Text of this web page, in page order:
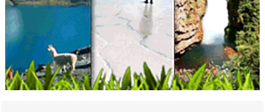
Restaurantes: Vegetarianos
Wraps
Jugos, Zumos
Smoothies
Ensaladas
Sandwiches